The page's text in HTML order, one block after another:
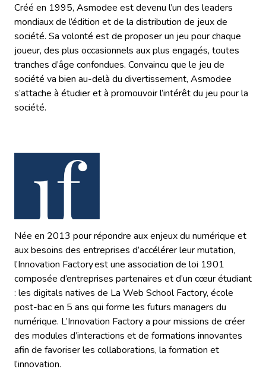
Créé en 1995, Asmodee est devenu l’un des leaders
mondiaux de l’édition et de la distribution de jeux de
société. Sa volonté est de proposer un jeu pour chaque
joueur, des plus occasionnels aux plus engagés, toutes
tranches d’âge confondues. Convaincu que le jeu de
société va bien au-delà du divertissement, Asmodee
s’attache à étudier et à promouvoir l’intérêt du jeu pour la
société.
Née en 2013 pour répondre aux enjeux du numérique et
aux besoins des entreprises d’accélérer leur mutation,
l’Innovation Factoryest une association de loi 1901
composée d’entreprises partenaires et d’un cœur étudiant
: les digitals natives de La Web School Factory, école
post-bac en 5 ans qui forme les futurs managers du
numérique. L’Innovation Factory a pour missions de créer
des modules d’interactions et de formations innovantes
afin de favoriser les collaborations, la formation et
l’innovation.